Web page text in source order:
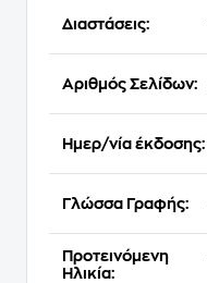
Διαστάσεις:
Αριθμός Σελίδων:
Ημερ/νία έκδοσης:
Γλώσσα Γραφής:
Προτεινόμενη
Ηλικία: